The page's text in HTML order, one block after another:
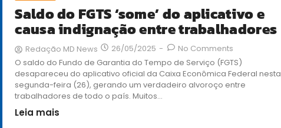
Saldo do FGTS ‘some’ do aplicativo e
causa indignação entre trabalhadores
Redação MD News 26/05/2025 -
No Comments
O saldo do Fundo de Garantia do Tempo de Serviço (FGTS)
desapareceu do aplicativo oficial da Caixa Econômica Federal nesta
segunda-feira (26), gerando um verdadeiro alvoroço entre
trabalhadores de todo o país. Muitos...
Leia mais